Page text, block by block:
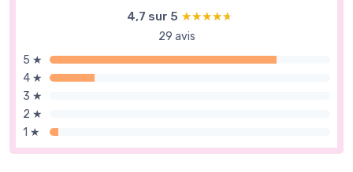
4,7 sur 5 ★★★★★
★★★★★
29 avis
5 ★
4 ★
3 ★
2 ★
1 ★